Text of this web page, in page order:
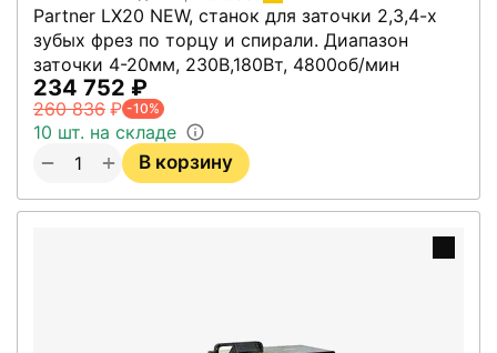
Partner LX20 NEW, станок для заточки 2,3,4-х
зубых фрез по торцу и спирали. Диапазон
заточки 4-20мм, 230В,180Вт, 4800об/мин
234 752 ₽
260 836 ₽ -10%
10 шт. на складе
+
− В корзину